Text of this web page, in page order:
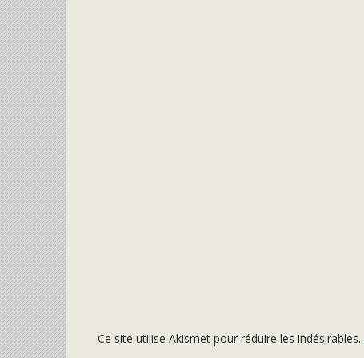
Ce site utilise Akismet pour réduire les indésirables.